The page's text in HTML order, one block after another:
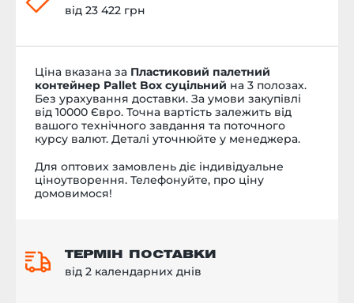
від 23 422 грн
Ціна вказана за Пластиковий палетний
контейнер Pallet Box суцільний на 3 полозах.
Без урахування доставки. За умови закупівлі
від 10000 Євро. Точна вартість залежить від
вашого технічного завдання та поточного
курсу валют. Деталі уточнюйте у менеджера.
Для оптових замовлень діє індивідуальне
ціноутворення. Телефонуйте, про ціну
домовимося!
ТЕРМІН ПОСТАВКИ
від 2 календарних днів